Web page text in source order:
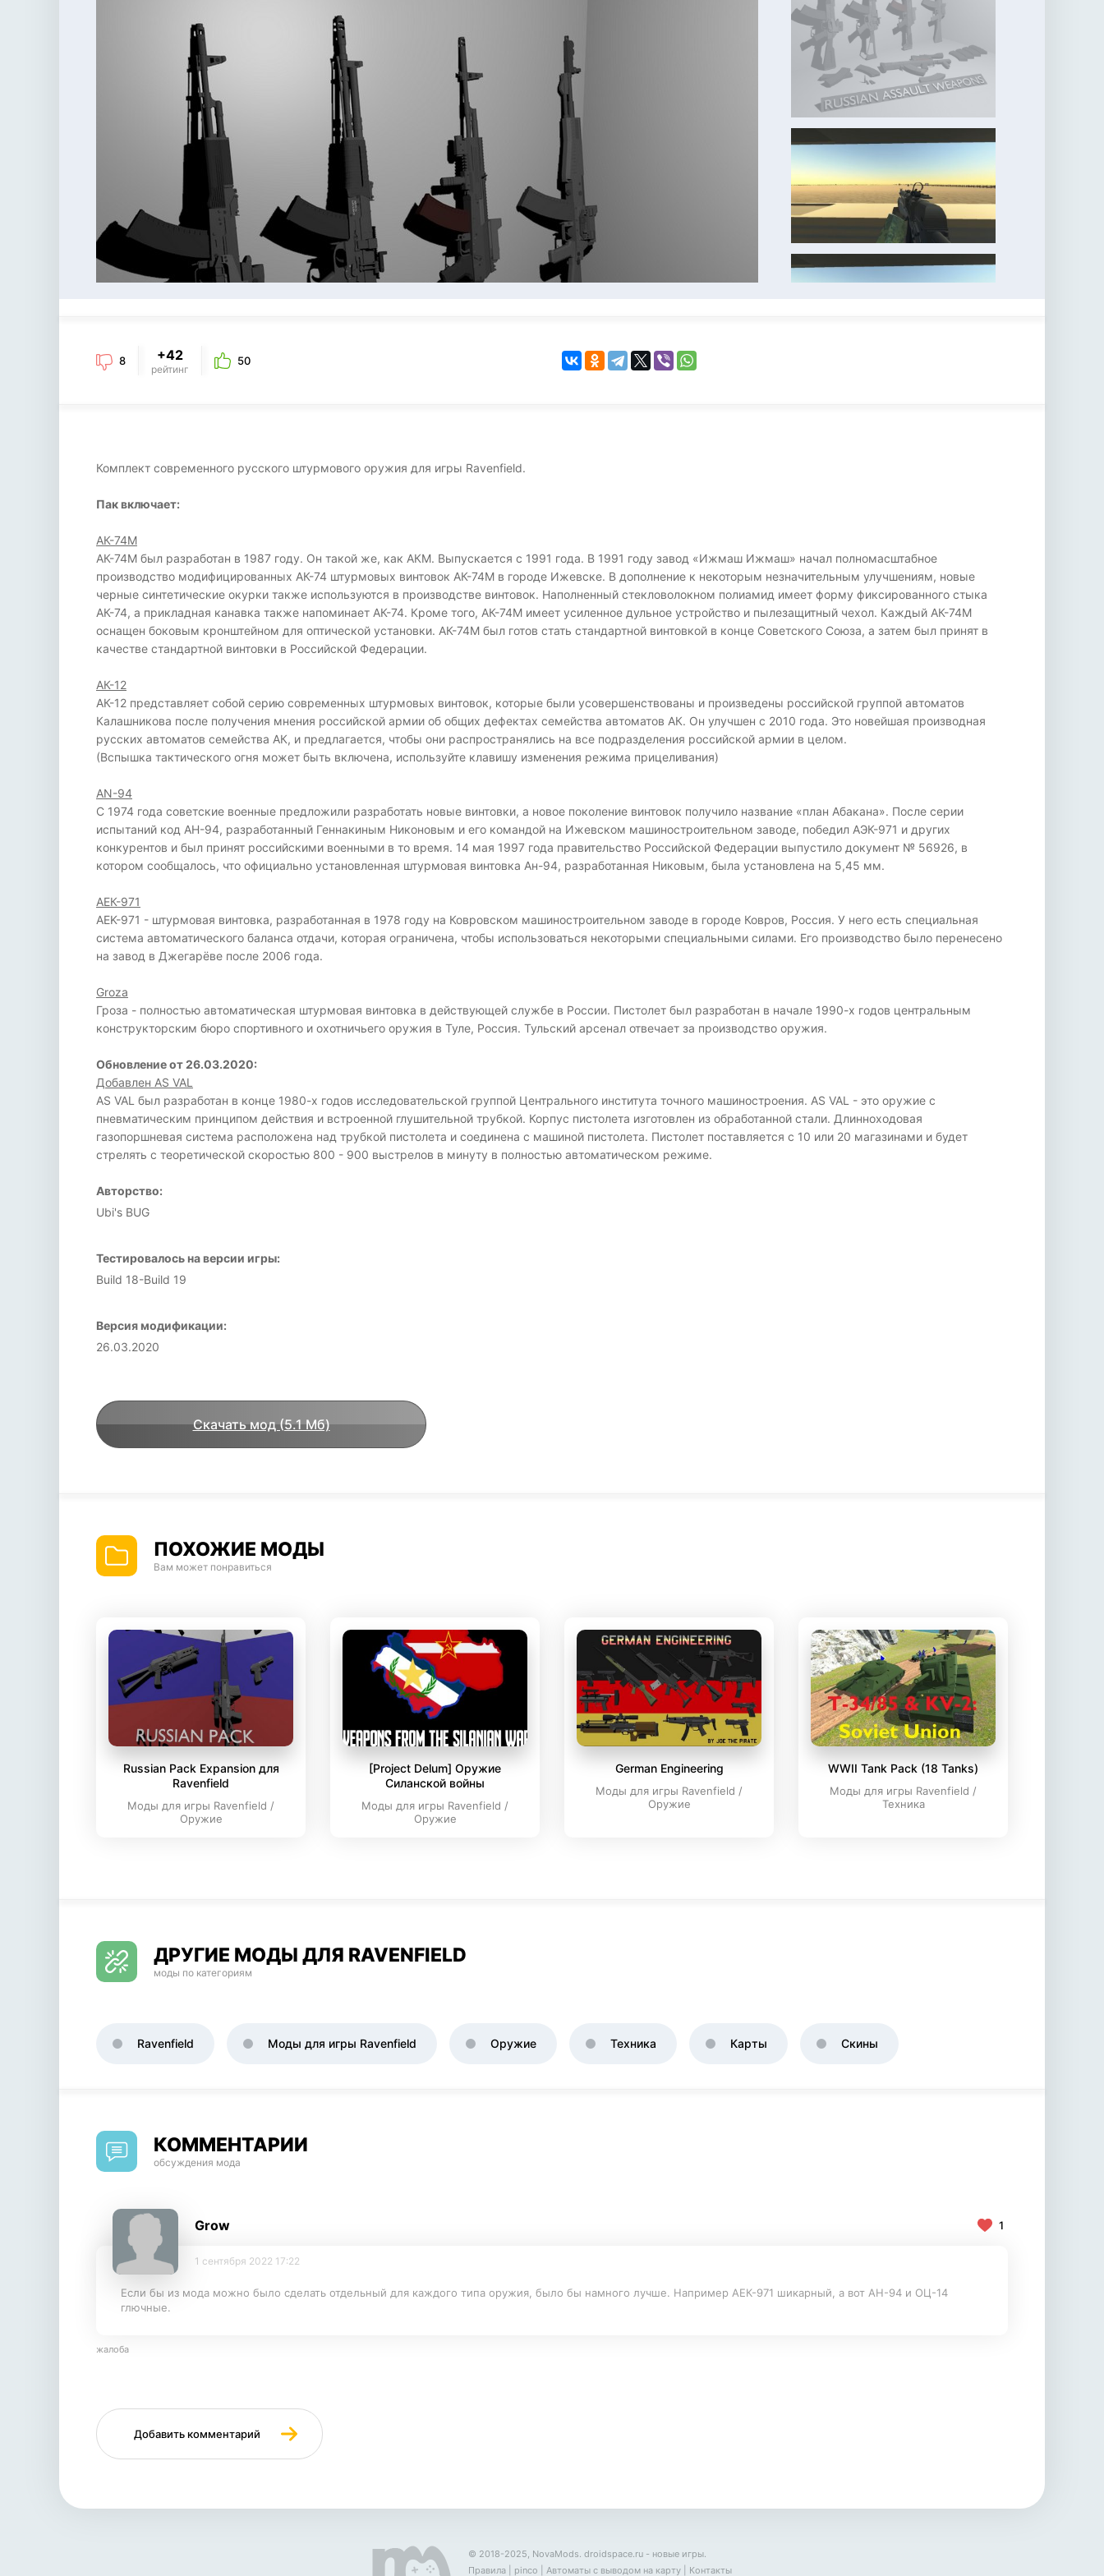
8 +42
рейтинг
50
Комплект современного русского штурмового оружия для игры Ravenfield.
Пак включает:
АК-74М
АК-74М был разработан в 1987 году. Он такой же, как АКМ. Выпускается с 1991 года. В 1991 году завод «Ижмаш Ижмаш» начал полномасштабное
производство модифицированных АК-74 штурмовых винтовок АК-74М в городе Ижевске. В дополнение к некоторым незначительным улучшениям, новые
черные синтетические окурки также используются в производстве винтовок. Наполненный стекловолокном полиамид имеет форму фиксированного стыка
АК-74, а прикладная канавка также напоминает АК-74. Кроме того, АК-74М имеет усиленное дульное устройство и пылезащитный чехол. Каждый АК-74М
оснащен боковым кронштейном для оптической установки. АК-74М был готов стать стандартной винтовкой в ​​конце Советского Союза, а затем был принят в
качестве стандартной винтовки в Российской Федерации.
АК-12
АК-12 представляет собой серию современных штурмовых винтовок, которые были усовершенствованы и произведены российской группой автоматов
Калашникова после получения мнения российской армии об общих дефектах семейства автоматов АК. Он улучшен с 2010 года. Это новейшая производная
русских автоматов семейства АК, и предлагается, чтобы они распространялись на все подразделения российской армии в целом.
(Вспышка тактического огня может быть включена, используйте клавишу изменения режима прицеливания)
AN-94
С 1974 года советские военные предложили разработать новые винтовки, а новое поколение винтовок получило название «план Абакана». После серии
испытаний код АН-94, разработанный Геннакиным Никоновым и его командой на Ижевском машиностроительном заводе, победил АЭК-971 и других
конкурентов и был принят российскими военными в то время. 14 мая 1997 года правительство Российской Федерации выпустило документ № 56926, в
котором сообщалось, что официально установленная штурмовая винтовка Ан-94, разработанная Никовым, была установлена ​​на 5,45 мм.
АЕК-971
AEK-971 - штурмовая винтовка, разработанная в 1978 году на Ковровском машиностроительном заводе в городе Ковров, Россия. У него есть специальная
система автоматического баланса отдачи, которая ограничена, чтобы использоваться некоторыми специальными силами. Его производство было перенесено
на завод в Джегарёве после 2006 года.
Groza
Гроза - полностью автоматическая штурмовая винтовка в действующей службе в России. Пистолет был разработан в начале 1990-х годов центральным
конструкторским бюро спортивного и охотничьего оружия в Туле, Россия. Тульский арсенал отвечает за производство оружия.
Обновление от 26.03.2020:
Добавлен AS VAL
AS VAL был разработан в конце 1980-х годов исследовательской группой Центрального института точного машиностроения. AS VAL - это оружие с
пневматическим принципом действия и встроенной глушительной трубкой. Корпус пистолета изготовлен из обработанной стали. Длинноходовая
газопоршневая система расположена над трубкой пистолета и соединена с машиной пистолета. Пистолет поставляется с 10 или 20 магазинами и будет
стрелять с теоретической скоростью 800 - 900 выстрелов в минуту в полностью автоматическом режиме.
Авторство:
Ubi's BUG
Тестировалось на версии игры:
Build 18-Build 19
Версия модификации:
26.03.2020
Скачать мод (5.1 Мб)
ПОХОЖИЕ МОДЫ
Вам может понравиться
Russian Pack Expansion для
Ravenfield
Моды для игры Ravenfield /
Оружие
[Project Delum] Оружие
Силанской войны
Моды для игры Ravenfield /
Оружие
German Engineering
Моды для игры Ravenfield /
Оружие
WWII Tank Pack (18 Tanks)
Моды для игры Ravenfield /
Техника
ДРУГИЕ МОДЫ ДЛЯ RAVENFIELD
моды по категориям
Ravenfield Моды для игры Ravenfield Оружие Техника Карты Скины
КОММЕНТАРИИ
обсуждения мода
Grow 1
1 сентября 2022 17:22
Если бы из мода можно было сделать отдельный для каждого типа оружия, было бы намного лучше. Например АЕК-971 шикарный, а вот АН-94 и ОЦ-14
глючные.
жалоба
Добавить комментарий
© 2018-2025, NovaMods. droidspace.ru - новые игры.
Правила
pinco Автоматы с выводом на карту Контакты